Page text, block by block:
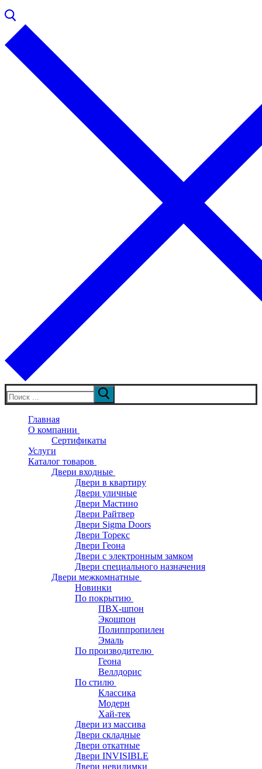
Искать:
Главная
О компании
Сертификаты
Услуги
Каталог товаров
Двери входные
Двери в квартиру
Двери уличные
Двери Мастино
Двери Райтвер
Двери Sigma Doors
Двери Торекс
Двери Геона
Двери с электронным замком
Двери специального назначения
Двери межкомнатные
Новинки
По покрытию
ПВХ-шпон
Экошпон
Полиппропилен
Эмаль
По производителю
Геона
Веллдорис
По стилю
Классика
Модерн
Хай-тек
Двери из массива
Двери складные
Двери откатные
Двери INVISIBLE
Двери невидимки